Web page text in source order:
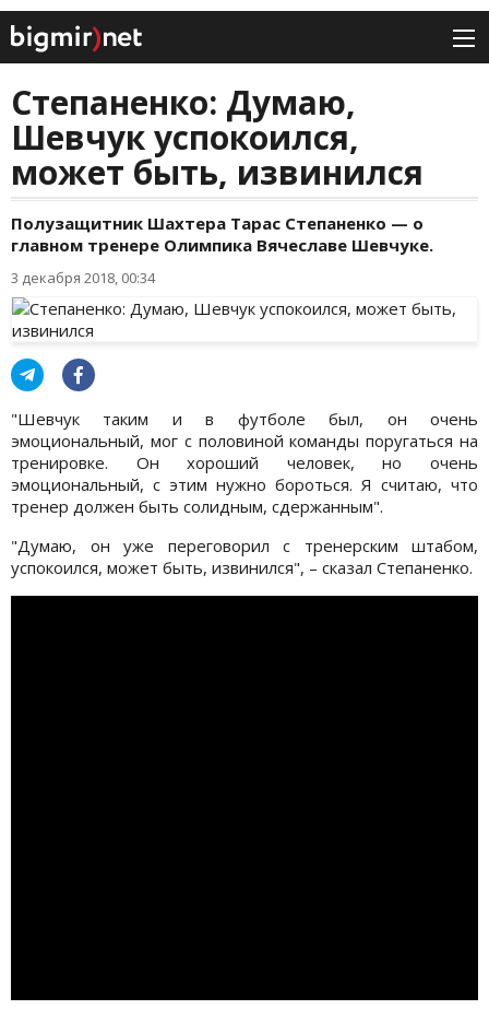
Степаненко: Думаю,
Шевчук успокоился,
может быть, извинился
Полузащитник Шахтера Тарас Степаненко — о
главном тренере Олимпика Вячеславе Шевчуке.
3 декабря 2018, 00:34
"Шевчук таким и в футболе был, он очень
эмоциональный, мог с половиной команды поругаться на
тренировке. Он хороший человек, но очень
эмоциональный, с этим нужно бороться. Я считаю, что
тренер должен быть солидным, сдержанным".
"Думаю, он уже переговорил с тренерским штабом,
успокоился, может быть, извинился", – сказал Степаненко.